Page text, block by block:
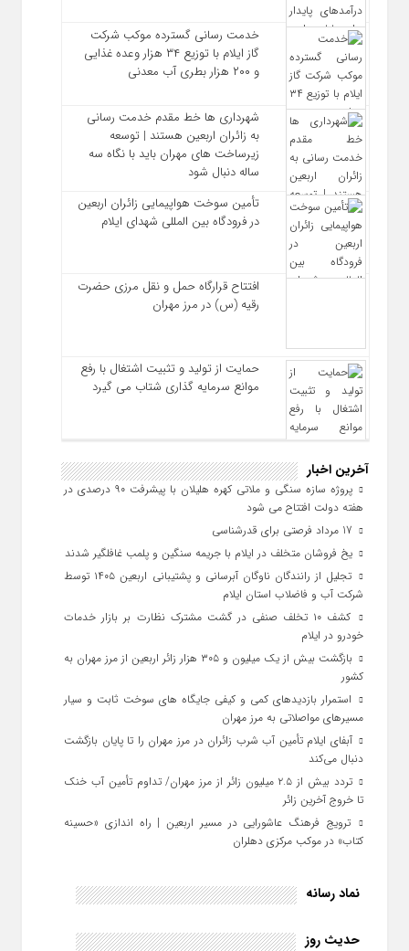
خدمت رسانی گسترده موکب شرکت
گاز ایلام با توزیع ۳۴ هزار وعده غذایی
و ۲۰۰ هزار بطری آب معدنی
شهرداری‌ ها خط مقدم خدمت ‌رسانی
به زائران اربعین هستند | توسعه
زیرساخت ‌های مهران باید با نگاه سه‌
ساله دنبال شود
تأمین سوخت هواپیمایی زائران اربعین
در فرودگاه بین المللی شهدای ایلام
افتتاح قرارگاه حمل‌ و نقل مرزی حضرت
رقیه (س) در مرز مهران
حمایت از تولید و تثبیت اشتغال با رفع
موانع سرمایه‌ گذاری شتاب می‌ گیرد
آخرین اخبار
پروژه سازه سنگی و ملاتی کهره هلیلان با پیشرفت ۹۰ درصدی در
هفته دولت افتتاح می شود
یخ‌ فروشان متخلف در ایلام با جریمه سنگین و پلمب غافلگیر شدند
تجلیل از رانندگان ناوگان آبرسانی و پشتیبانی اربعین ۱۴۰۵ توسط
شرکت آب و فاضلاب استان ایلام
کشف ۱۰ تخلف صنفی در گشت مشترک نظارت بر بازار خدمات
خودرو در ایلام
بازگشت بیش از یک میلیون و ۳۰۵ هزار زائر اربعین از مرز مهران به
کشور
استمرار بازدیدهای کمی و کیفی جایگاه‌ های سوخت ثابت و سیار
مسیرهای مواصلاتی به مرز مهران
آبفای ایلام تأمین آب شرب زائران در مرز مهران را تا پایان بازگشت
دنبال می‌کند
تردد بیش از ۲.۵ میلیون زائر از مرز مهران/ تداوم تأمین آب خنک
تا خروج آخرین زائر
ترویج فرهنگ عاشورایی در مسیر اربعین | راه‌ اندازی «حسینه
کتاب» در موکب مرکزی دهلران
نماد رسانه
حدیث روز